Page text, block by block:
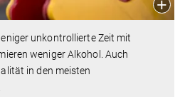
unkontrollierte Zeit mit
weniger Alkohol. Auch
in den meisten